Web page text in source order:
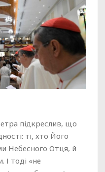
підкреслив, що
ті, хто Його
Небесного Отця, й
І тоді «не